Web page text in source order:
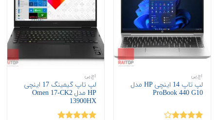
اچ‌پی
لپ تاپ 14 اینچی HP مدل
ProBook 440 G10
اچ‌پی
لپ تاپ گیمینگ 17 اینچی
HP مدل Omen 17-CK2
13900HX